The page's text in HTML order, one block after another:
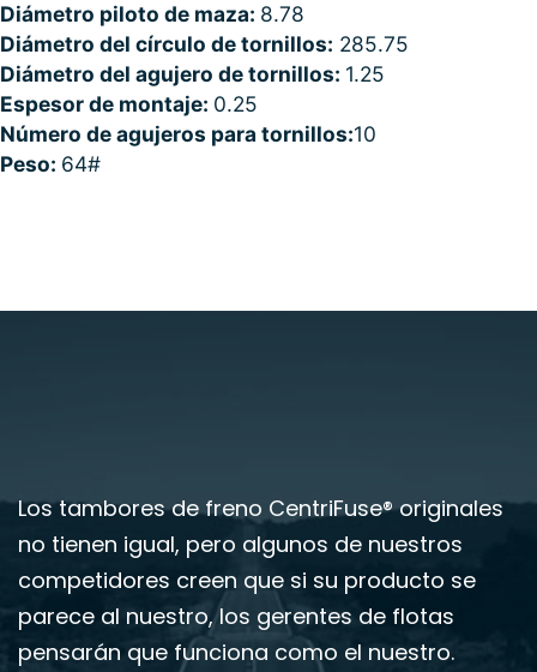
Diámetro piloto de maza: 8.78
Diámetro del círculo de tornillos: 285.75
Diámetro del agujero de tornillos: 1.25
Espesor de montaje: 0.25
Número de agujeros para tornillos:10
Peso: 64#
Los tambores de freno CentriFuse® originales
no tienen igual, pero algunos de nuestros
competidores creen que si su producto se
parece al nuestro, los gerentes de flotas
pensarán que funciona como el nuestro.